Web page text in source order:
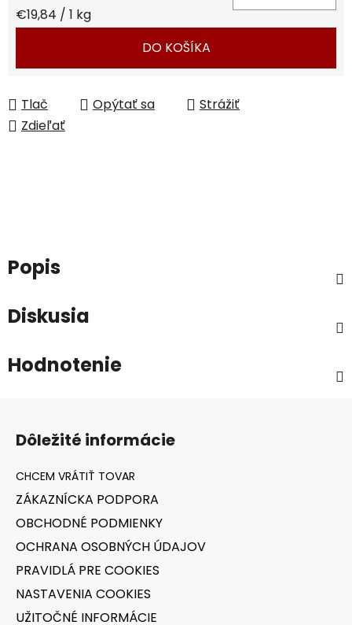
Jednotková cena:
€19,84 / 1 kg
DO KOŠÍKA
Tlač Opýtať sa
Strážiť
Zdieľať
Popis
Diskusia
Hodnotenie
Dôležité informácie
ZÁKAZNÍCKA PODPORA
OBCHODNÉ PODMIENKY
OCHRANA OSOBNÝCH ÚDAJOV
PRAVIDLÁ PRE COOKIES
NASTAVENIA COOKIES
UŽITOČNÉ INFORMÁCIE